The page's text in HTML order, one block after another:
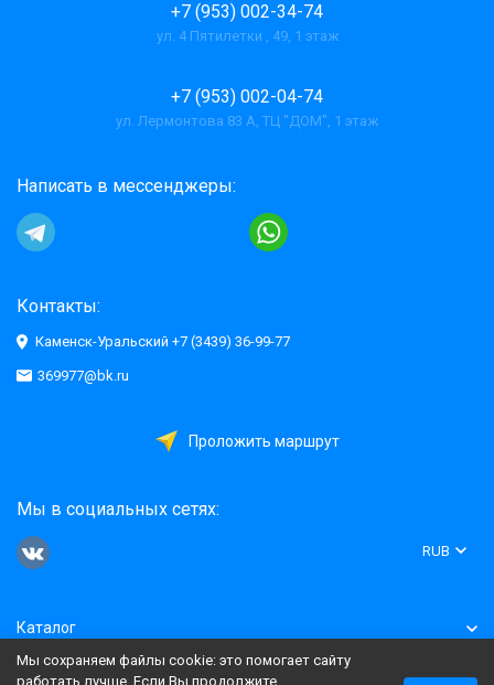
+7 (953) 002-34-74
ул. 4 Пятилетки , 49, 1 этаж
+7 (953) 002-04-74
ул. Лермонтова 83 А, ТЦ "ДОМ", 1 этаж
Написать в мессенджеры:
Контакты:
Каменск-Уральский +7 (3439) 36-99-77
369977@bk.ru
Проложить маршрут
Мы в социальных сетях:
RUB
Каталог
Информация
Мы сохраняем файлы cookie: это помогает сайту
работать лучше. Если Вы продолжите